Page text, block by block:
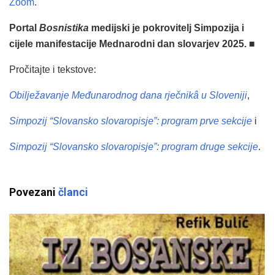
Zoom.
Portal Bosnistika medijski je pokrovitelj Simpozija i
cijele manifestacije Mednarodni dan slovarjev 2025. ■
Pročitajte i tekstove:
Obilježavanje Međunarodnog dana rječnikâ u Sloveniji,
Simpozij “Slovansko slovaropisje”: program prve sekcije i
Simpozij “Slovansko slovaropisje”: program druge sekcije.
Povezani članci